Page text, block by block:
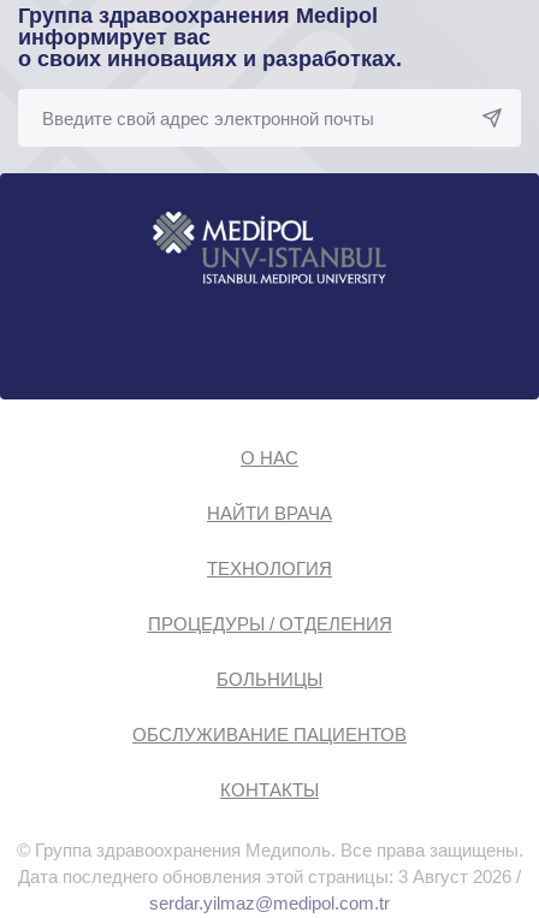
Группа здравоохранения Medipol
информирует вас
о своих инновациях и разработках.
О НАС
НАЙТИ ВРАЧА
ТЕХНОЛОГИЯ
ПРОЦЕДУРЫ / ОТДЕЛЕНИЯ
БОЛЬНИЦЫ
ОБСЛУЖИВАНИЕ ПАЦИЕНТОВ
КОНТАКТЫ
© Группа здравоохранения Медиполь. Все права защищены.
Дата последнего обновления этой страницы: 3 Август 2026 /
serdar.yilmaz@medipol.com.tr